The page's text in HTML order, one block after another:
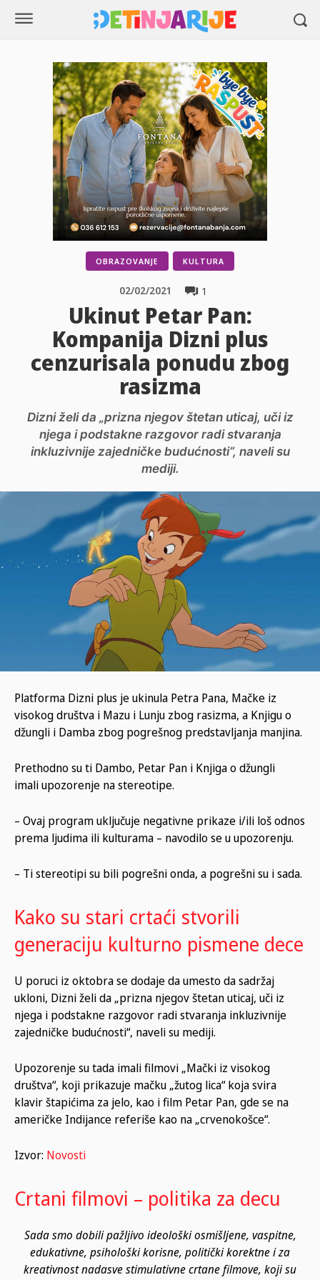
OBRAZOVANJE KULTURA
1
02/02/2021
Ukinut Petar Pan:
Kompanija Dizni plus
cenzurisala ponudu zbog
rasizma
Dizni želi da „prizna njegov štetan uticaj, uči iz
njega i podstakne razgovor radi stvaranja
inkluzivnije zajedničke budućnosti“, naveli su
mediji.
Platforma Dizni plus je ukinula Petra Pana, Mačke iz
visokog društva i Mazu i Lunju zbog rasizma, a Knjigu o
džungli i Damba zbog pogrešnog predstavljanja manjina.
Prethodno su ti Dambo, Petar Pan i Knjiga o džungli
imali upozorenje na stereotipe.
– Ovaj program uključuje negativne prikaze i/ili loš odnos
prema ljudima ili kulturama – navodilo se u upozorenju.
– Ti stereotipi su bili pogrešni onda, a pogrešni su i sada.
Kako su stari crtaći stvorili
generaciju kulturno pismene dece
U poruci iz oktobra se dodaje da umesto da sadržaj
ukloni, Dizni želi da „prizna njegov štetan uticaj, uči iz
njega i podstakne razgovor radi stvaranja inkluzivnije
zajedničke budućnosti“, naveli su mediji.
Upozorenje su tada imali filmovi „Mački iz visokog
društva“, koji prikazuje mačku „žutog lica“ koja svira
klavir štapićima za jelo, kao i film Petar Pan, gde se na
američke Indijance referiše kao na „crvenokošce“.
Izvor: Novosti
Crtani filmovi – politika za decu
Sada smo dobili pažljivo ideološki osmišljene, vaspitne,
edukativne, psihološki korisne, politički korektne i za
kreativnost nadasve stimulativne crtane filmove, koji su